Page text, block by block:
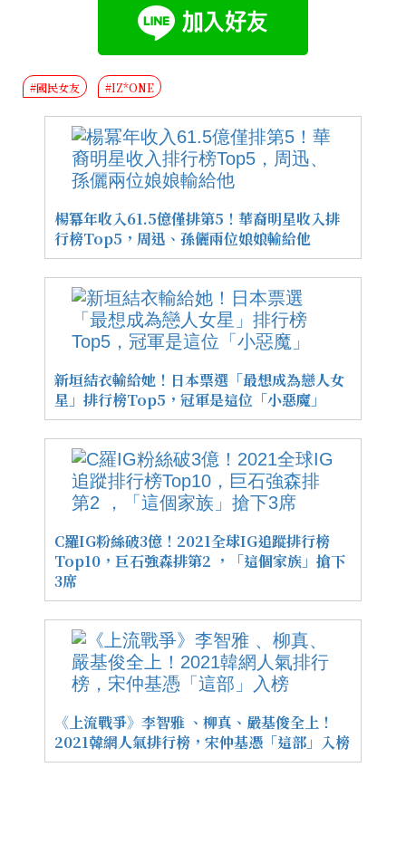
#國民女友 #IZ*ONE
楊冪年收入61.5億僅排第5！華裔明星收入排
行榜Top5，周迅、孫儷兩位娘娘輸給他
新垣結衣輸給她！日本票選「最想成為戀人女
星」排行榜Top5，冠軍是這位「小惡魔」
C羅IG粉絲破3億！2021全球IG追蹤排行榜
Top10，巨石強森排第2 ，「這個家族」搶下
3席
《上流戰爭》李智雅 、柳真、嚴基俊全上！
2021韓網人氣排行榜，宋仲基憑「這部」入榜